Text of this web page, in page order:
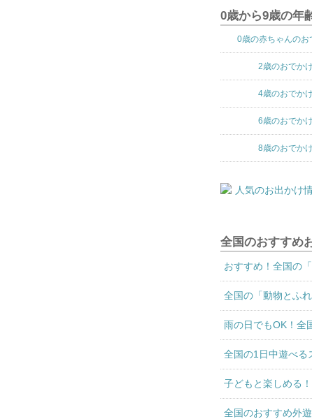
0歳から9歳の年
0歳の赤ちゃんのお
2歳のおでかけ
4歳のおでかけ
6歳のおでかけ
8歳のおでかけ
全国のおすすめ
おすすめ！全国の
全国の「動物とふ
雨の日でもOK！全
全国の1日中遊べる
子どもと楽しめる
全国のおすすめ外